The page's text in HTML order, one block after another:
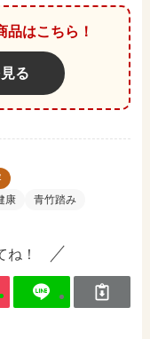
品はこちら！
る
康 青竹踏み
ね！